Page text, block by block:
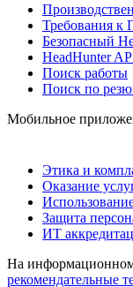
Требования к
Безопасный
HeadHunter
Поиск работы
Поиск по
Мобильное
Этика и
Оказание
Защита
ИТ
На информационном
рекомендательные